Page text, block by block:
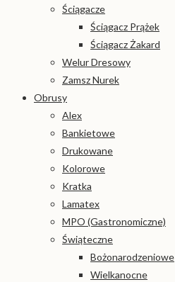
Ściągacze
Ściągacz Prążek
Ściągacz Żakard
Welur Dresowy
Zamsz Nurek
Obrusy
Alex
Bankietowe
Drukowane
Kolorowe
Kratka
Lamatex
MPO (Gastronomiczne)
Świąteczne
Bożonarodzeniowe
Wielkanocne